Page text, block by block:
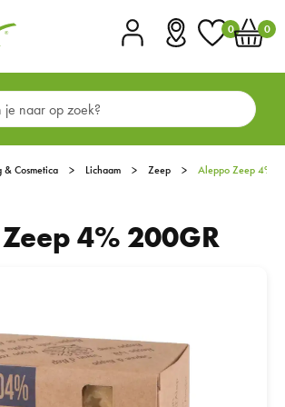
0 0
& Cosmetica Lichaam Zeep Aleppo Zeep 4%
4% 200GR